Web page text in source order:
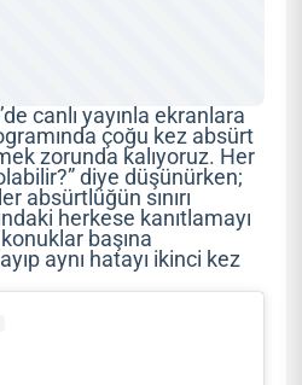
canlı yayınla ekranlara
çoğu kez absürt
zorunda kalıyoruz. Her
diye düşünürken;
absürtlüğün sınırı
herkese kanıtlamayı
başına
aynı hatayı ikinci kez